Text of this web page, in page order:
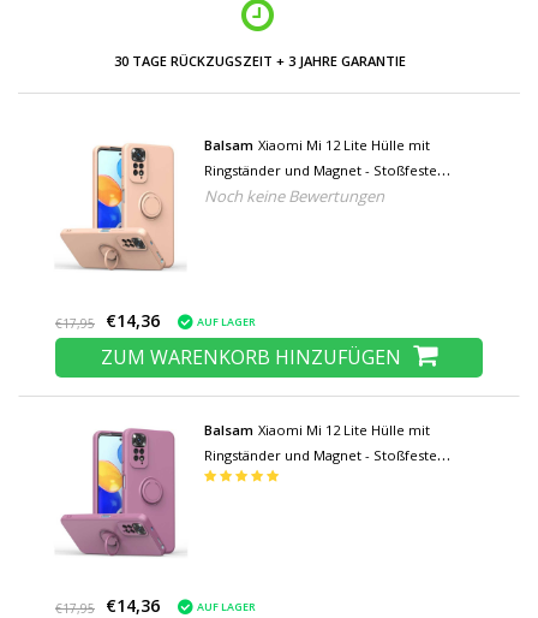
30 TAGE RÜCKZUGSZEIT + 3 JAHRE GARANTIE
Balsam Xiaomi Mi 12 Lite Hülle mit
Ringständer und Magnet - Stoßfeste
Schutzhülle Pink
Noch keine Bewertungen
€17,95 €14,36 AUF LAGER
ZUM WARENKORB HINZUFÜGEN
Balsam Xiaomi Mi 12 Lite Hülle mit
Ringständer und Magnet - Stoßfeste
Schutzhülle Lila
€17,95 €14,36 AUF LAGER